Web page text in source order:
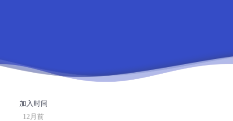
加入时间
12月前